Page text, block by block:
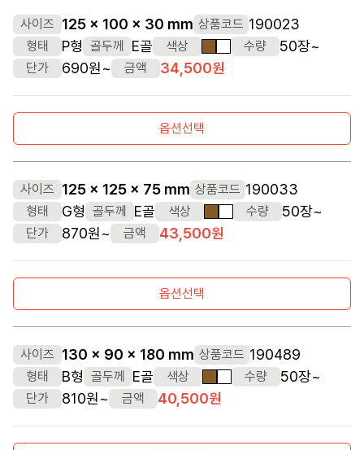
사이즈 125 x 100 x 30 mm 상품코드 190023
형태 P형 골두께 E골 색상 갈색
흰색 수량 50장~
단가 690원~ 금액 34,500원
옵션선택
사이즈 125 x 125 x 75 mm 상품코드 190033
형태 G형 골두께 E골 색상 갈색
흰색 수량 50장~
단가 870원~ 금액 43,500원
옵션선택
사이즈 130 x 90 x 180 mm 상품코드 190489
형태 B형 골두께 E골 색상 갈색
흰색 수량 50장~
단가 810원~ 금액 40,500원